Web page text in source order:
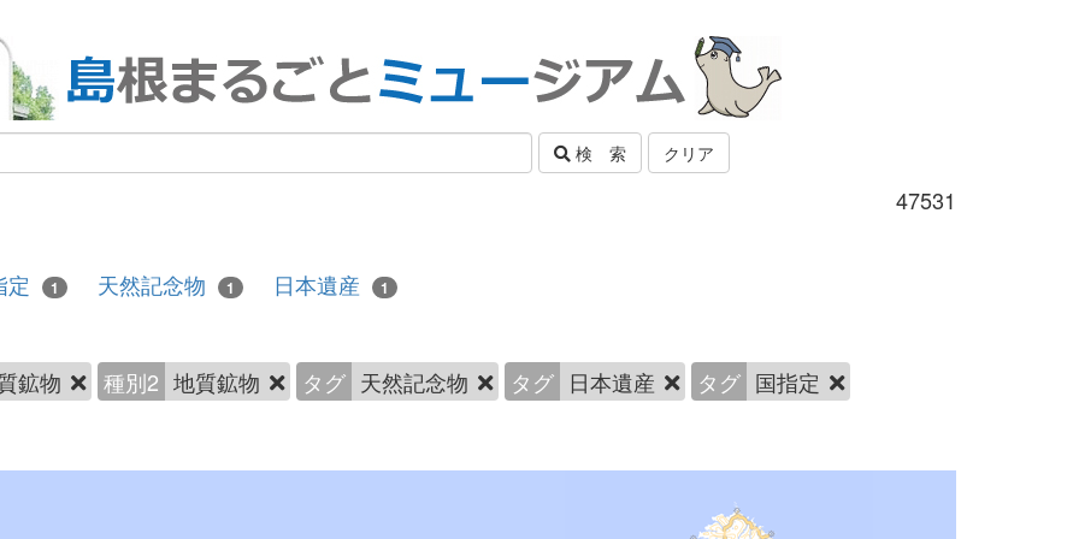
検 索 クリア
47531
定 1 天然記念物 1 日本遺産 1
鉱物 種別2 地質鉱物 タグ 天然記念物 タグ 日本遺産 タグ 国指定